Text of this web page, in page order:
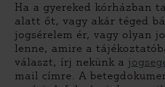
Ha a gyereked kórházban
alatt őt, vagy akár téged
jogsérelem ér, vagy olyan
lenne, amire a
választ, írj nekünk a
mail címre. A